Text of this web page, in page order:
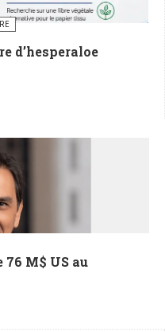
d’hesperaloe
76 M$ US au